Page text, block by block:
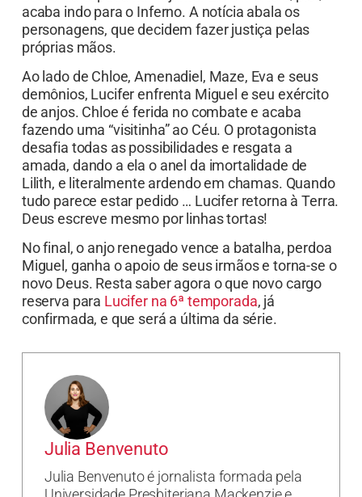
acaba indo para o Inferno. A notícia abala os
personagens, que decidem fazer justiça pelas
próprias mãos.
Ao lado de Chloe, Amenadiel, Maze, Eva e seus
demônios, Lucifer enfrenta Miguel e seu exército
de anjos. Chloe é ferida no combate e acaba
fazendo uma “visitinha” ao Céu. O protagonista
desafia todas as possibilidades e resgata a
amada, dando a ela o anel da imortalidade de
Lilith, e literalmente ardendo em chamas. Quando
tudo parece estar pedido … Lucifer retorna à Terra.
Deus escreve mesmo por linhas tortas!
No final, o anjo renegado vence a batalha, perdoa
Miguel, ganha o apoio de seus irmãos e torna-se o
novo Deus. Resta saber agora o que novo cargo
reserva para Lucifer na 6ª temporada, já
confirmada, e que será a última da série.
Julia Benvenuto
Julia Benvenuto é jornalista formada pela